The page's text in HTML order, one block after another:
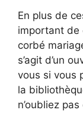
En plus de
important de
corbé
s’agit d’un
vous si vous
la
n’oubliez